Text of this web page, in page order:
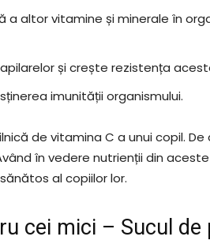
a altor vitamine și minerale în
și crește rezistența
imunității organismului.
de vitamina C a unui copil.
în vedere nutrienții din
al copiilor lor.
cei mici – Sucul